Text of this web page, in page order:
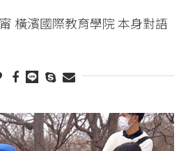
橫濱國際教育學院 本身對語